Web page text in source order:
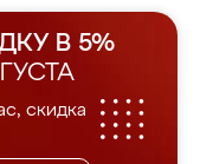
В 5%
скидка